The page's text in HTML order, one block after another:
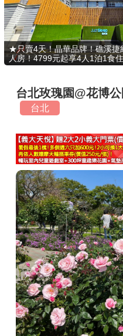
好康優惠
最新消息
最新留言
商家合作
推薦景點
討論區
聯絡我們
APP下載
★只賣4天！晶華品牌！礁溪捷
人房！4799元起享4人1泊1食住
台北玫瑰園@花博
台北